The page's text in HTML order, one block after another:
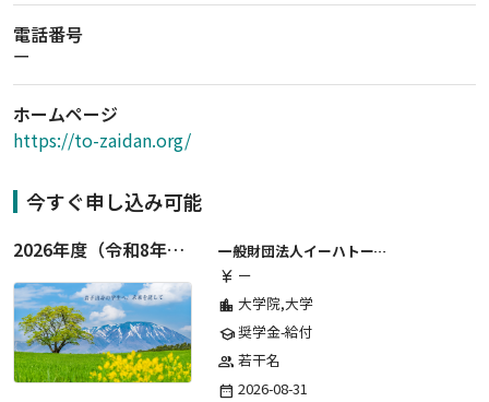
電話番号
ー
ホームページ
https://to-zaidan.org/
今すぐ申し込み可能
2026年度（令和8年度）第２期 一般財団法人イーハトーブ育英会奨学生募集（給付型） 日本国内及び海外の大学・大学院に自宅外通学をする学生に生活費の一部(家賃半額相当)を給付【岩手県が本籍地の大学生または大学院生対象】
一般財団法人イーハトーブ育英会
currency_yen ー
location_city 大学院,大学
school奨学金-給付
group 若干名
date_range 2026-08-31